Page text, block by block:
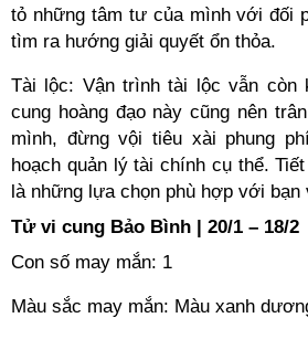
tỏ những tâm tư của mình với đối
tìm ra hướng giải quyết ổn thỏa.
Tài lộc: Vận trình tài lộc vẫn còn
cung hoàng đạo này cũng nên
mình, đừng vội tiêu xài phung
hoạch quản lý tài chính cụ thể.
là những lựa chọn phù hợp với bạn
Tử vi cung Bảo Bình | 20/1 – 18/2
Con số may mắn: 1
Màu sắc may mắn: Màu xanh